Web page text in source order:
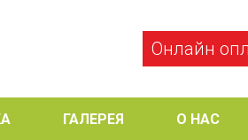
Онлайн
ГАЛЕРЕЯ О НАС